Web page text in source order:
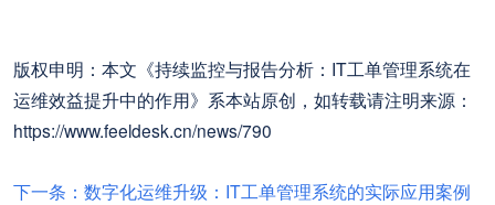
版权申明：本文《持续监控与报告分析：IT工单管理系统在
运维效益提升中的作用》系本站原创，如转载请注明来源：
https://www.feeldesk.cn/news/790
下一条：数字化运维升级：IT工单管理系统的实际应用案例